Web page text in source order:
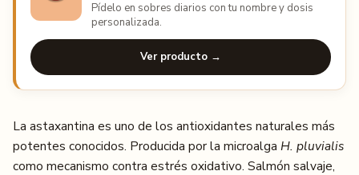
Pídelo en sobres diarios con tu nombre y dosis
personalizada.
Ver producto →
La astaxantina es uno de los antioxidantes naturales más
potentes conocidos. Producida por la microalga H. pluvialis
como mecanismo contra estrés oxidativo. Salmón salvaje,